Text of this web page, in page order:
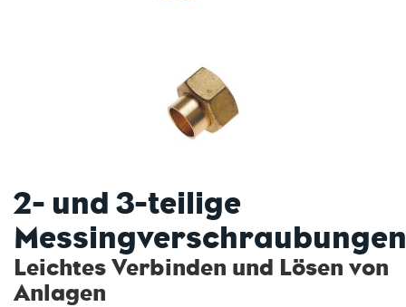
2- und 3-teilige
Messingverschraubungen
Leichtes Verbinden und Lösen von
Anlagen